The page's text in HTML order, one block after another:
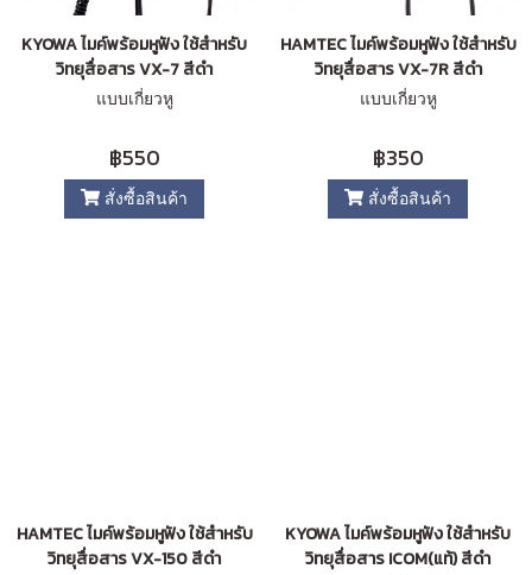
KYOWA ไมค์พร้อมหูฟัง ใช้สำหรับ
วิทยุสื่อสาร VX-7 สีดำ
แบบเกี่ยวหู
฿550
สั่งซื้อสินค้า
HAMTEC ไมค์พร้อมหูฟัง ใช้สำหรับ
วิทยุสื่อสาร VX-7R สีดำ
แบบเกี่ยวหู
฿350
สั่งซื้อสินค้า
HAMTEC ไมค์พร้อมหูฟัง ใช้สำหรับ
วิทยุสื่อสาร VX-150 สีดำ
KYOWA ไมค์พร้อมหูฟัง ใช้สำหรับ
วิทยุสื่อสาร ICOM(แท้) สีดำ